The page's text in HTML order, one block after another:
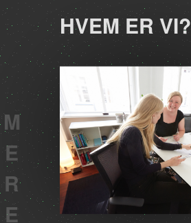
HVEM ER VI?
No team added yet